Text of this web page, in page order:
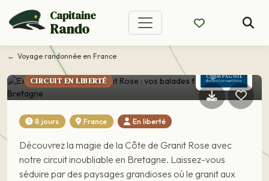
Capitaine
Rando
Voyage randonnée en France
Explorez la Côte de
Granit Rose : vos
balades faciles en
Bretagne
CIRCUIT EN LIBERTÉ
8 jours France En liberté
Découvrez la magie de la Côte de Granit Rose avec
notre circuit inoubliable en Bretagne. Laissez-vous
séduire par des paysages grandioses où le granit aux